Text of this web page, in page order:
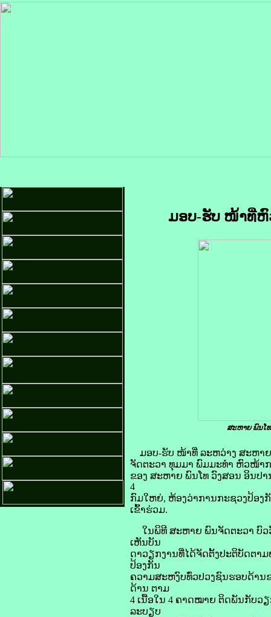
ມອບ-ຮັບ ໜ້າທີ່​
ສະຫາຍ ພົນໂ
ມອບ-ຮັບ ໜ້າທີ່ ລະຫວ່າງ ສະຫາ
ຈັດຕະວາ ທຸມມາ ພົມມະທຳ ຫົວໜ້າກ
ຂອງ ສະຫາຍ ພົນໂທ ວົງສອນ ອິນປ
4
ກົມໃຫຍ່, ຫ້ອງວ່າການກະຊວງປ້ອງ
ເຂົ້າຮ່ວມ.
ໃນພິທີ​ ສະຫາຍ ພົນຈັດຕະວາ ບົວ
ເຫັນບັນ
ດາວຽກງານທີ່ໄດ້ຈັດຕັ້ງປະຕິບັດຕາ
ປ້ອງກັນ
ຄວາມສະຫງົບທົ່ວປວງຊົນຮອບດ້ານ
ດ້ານ ຕາມ
4 ເນື້ອໃນ 4 ຄາດໝາຍ ຕິດພັນກັບວ
ລະບຽບ